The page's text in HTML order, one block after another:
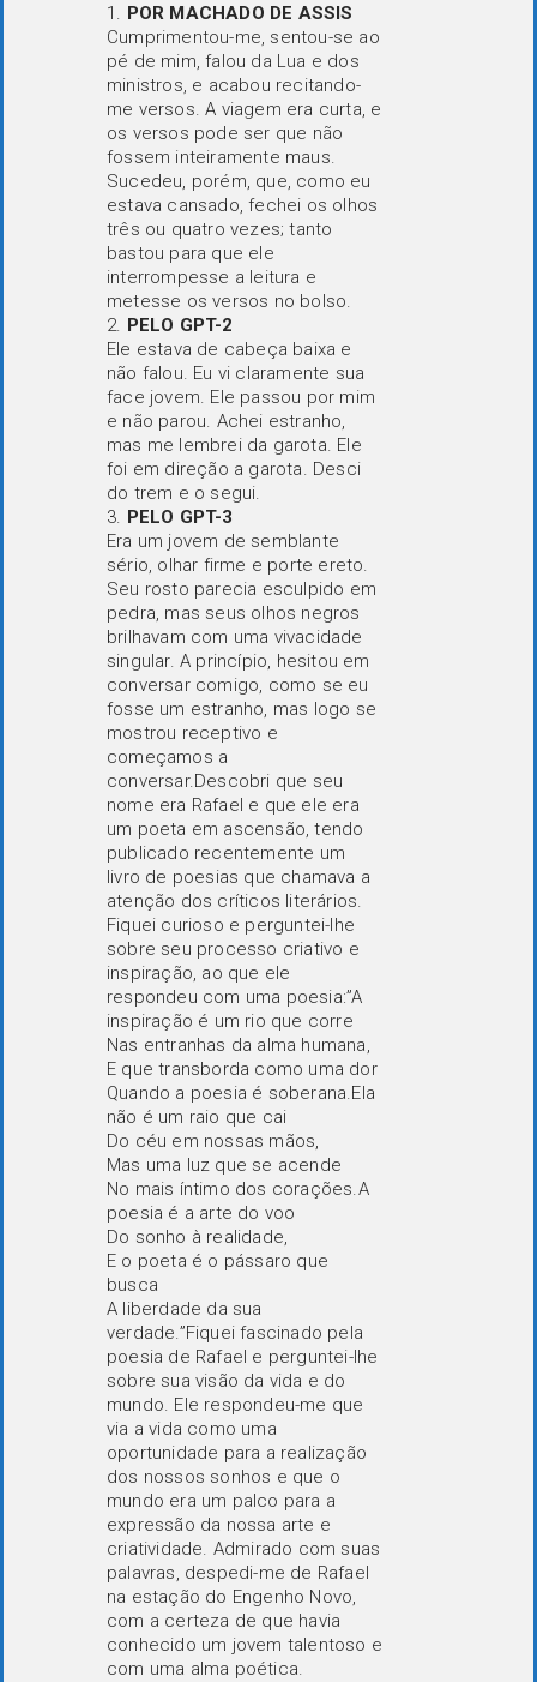
POR MACHADO DE ASSIS
Cumprimentou-me, sentou-se ao
pé de mim, falou da Lua e dos
ministros, e acabou recitando-
me versos. A viagem era curta, e
os versos pode ser que não
fossem inteiramente maus.
Sucedeu, porém, que, como eu
estava cansado, fechei os olhos
três ou quatro vezes; tanto
bastou para que ele
interrompesse a leitura e
metesse os versos no bolso.
PELO GPT-2
Ele estava de cabeça baixa e
não falou. Eu vi claramente sua
face jovem. Ele passou por mim
e não parou. Achei estranho,
mas me lembrei da garota. Ele
foi em direção a garota. Desci
do trem e o segui.
PELO GPT-3
Era um jovem de semblante
sério, olhar firme e porte ereto.
Seu rosto parecia esculpido em
pedra, mas seus olhos negros
brilhavam com uma vivacidade
singular. A princípio, hesitou em
conversar comigo, como se eu
fosse um estranho, mas logo se
mostrou receptivo e
começamos a
conversar.Descobri que seu
nome era Rafael e que ele era
um poeta em ascensão, tendo
publicado recentemente um
livro de poesias que chamava a
atenção dos críticos literários.
Fiquei curioso e perguntei-lhe
sobre seu processo criativo e
inspiração, ao que ele
respondeu com uma poesia:”A
inspiração é um rio que corre
Nas entranhas da alma humana,
E que transborda como uma dor
Quando a poesia é soberana.Ela
não é um raio que cai
Do céu em nossas mãos,
Mas uma luz que se acende
No mais íntimo dos corações.A
poesia é a arte do voo
Do sonho à realidade,
E o poeta é o pássaro que
busca
A liberdade da sua
verdade.”Fiquei fascinado pela
poesia de Rafael e perguntei-lhe
sobre sua visão da vida e do
mundo. Ele respondeu-me que
via a vida como uma
oportunidade para a realização
dos nossos sonhos e que o
mundo era um palco para a
expressão da nossa arte e
criatividade. Admirado com suas
palavras, despedi-me de Rafael
na estação do Engenho Novo,
com a certeza de que havia
conhecido um jovem talentoso e
com uma alma poética.